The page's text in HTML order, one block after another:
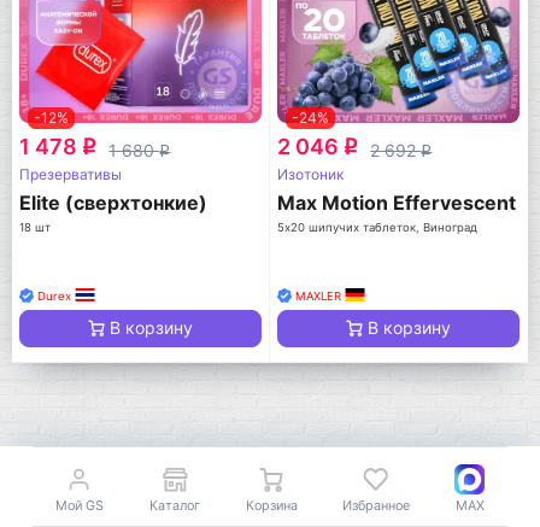
-12%
1 478 q 1 680q
Презервативы
Elite (сверхтонкие)
18 шт
Durex
В корзину
-24%
2 046 q 2 692q
Изотоник
Max Motion Effervescent
5х20 шипучих таблеток, Виноград
MAXLER
В корзину
Мой GS Каталог Корзина Избранное MAX